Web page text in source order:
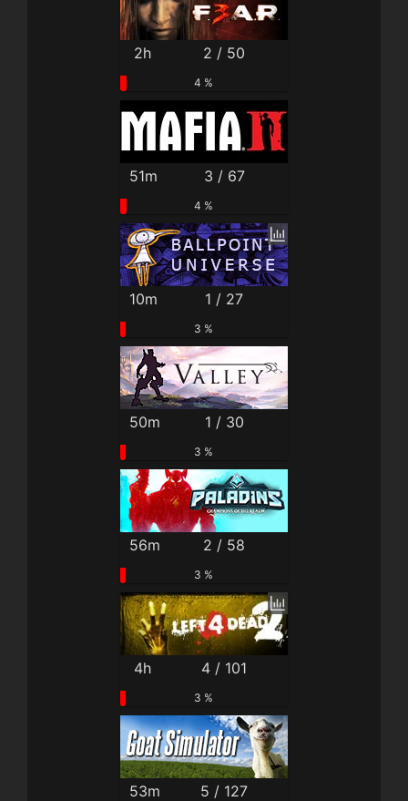
2h 2 / 50
4 %
51m 3 / 67
4 %
10m 1 / 27
3 %
50m 1 / 30
3 %
56m 2 / 58
3 %
4h 4 / 101
3 %
53m 5 / 127